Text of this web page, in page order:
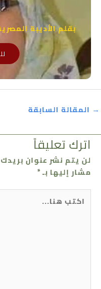
بقلم الأديبة
→ المقالة السابقة
اترك تعليقاً
لن يتم نشر عنوان بريدك
مشار إليها بـ*
هنا...